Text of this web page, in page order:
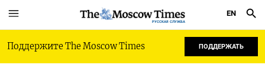
РУССКАЯ СЛУЖБА
EN
Поддержите The Moscow Times ПОДДЕРЖАТЬ